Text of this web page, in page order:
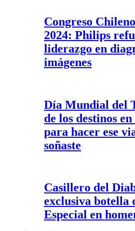
Congreso
2024: Philips
liderazgo en
imágenes
Día Mundial del
de los destinos
para hacer ese
soñaste
Casillero del
exclusiva botella
Especial en